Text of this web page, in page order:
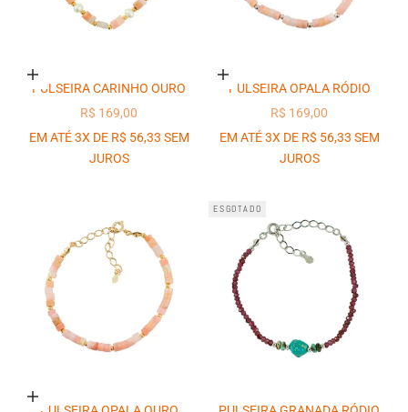
Adicionar ao carrinho
PULSEIRA CARINHO OURO
PREÇO PROMOCIONAL
R$ 169,00
EM ATÉ 3X DE R$ 56,33 SEM
JUROS
Adicionar ao carrinho
PULSEIRA OPALA RÓDIO
PREÇO PROMOCIONAL
R$ 169,00
EM ATÉ 3X DE R$ 56,33 SEM
JUROS
Adicionar ao carrinho
ESGOTADO